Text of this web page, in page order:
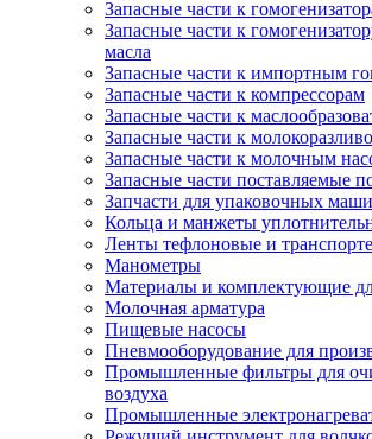
Запасные части к
Запасные части к
масла
Запасные части к импортным
Запасные части к компрессорам
Запасные части к
Запасные части к
Запасные части к молочным
Запасные части поставляемые
Запчасти для упаковочных
Кольца и манжеты
Ленты тефлоновые и
Манометры
Материалы и комплектующие
Молочная арматура
Пищевые насосы
Пневмооборудование для
Промышленные фильтры для
воздуха
Промышленные